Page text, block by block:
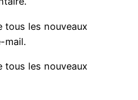
tous les nouveaux
mail.
tous les nouveaux